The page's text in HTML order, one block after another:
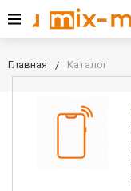
Главная Каталог